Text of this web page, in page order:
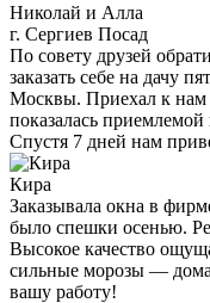
Николай и Алла
г. Сергиев Посад
По совету друзей
заказать себе на дачу
Москвы. Приехал к нам
показалась
Спустя 7 дней нам
Кира
Заказывала окна в
было спешки осенью.
Высокое качество
сильные морозы —
вашу работу!